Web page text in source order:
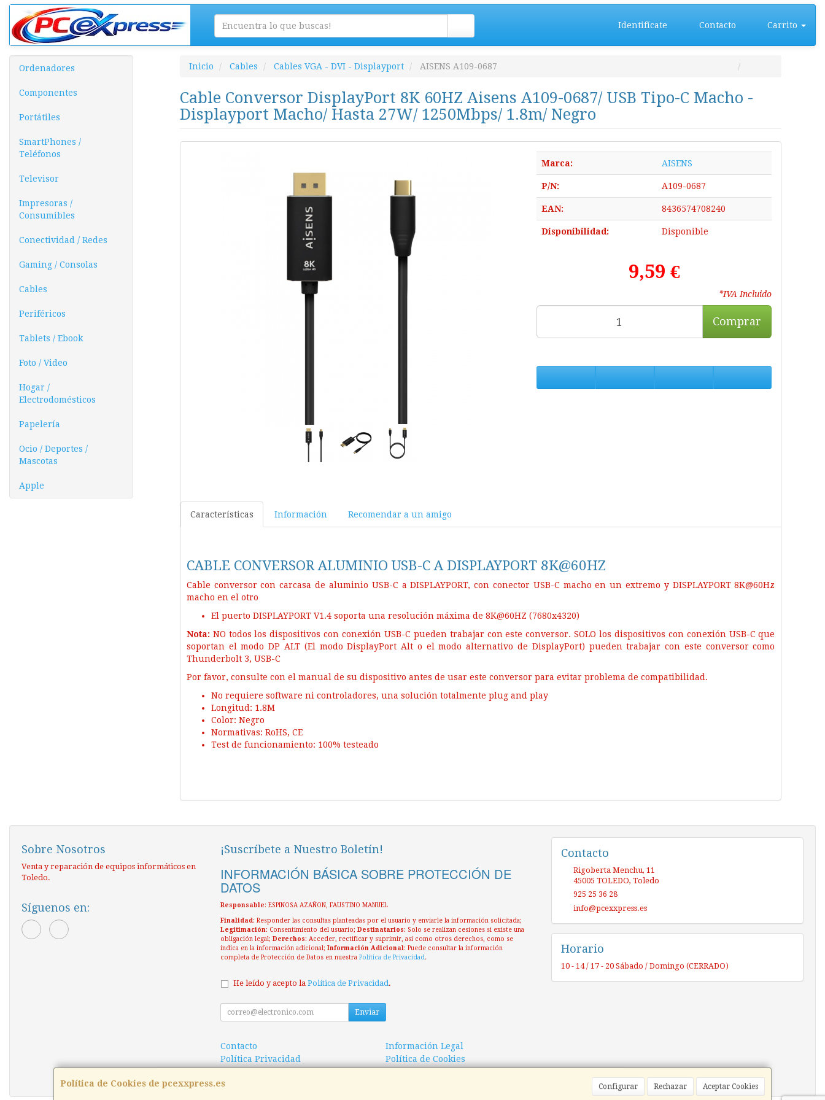
Identifícate Contacto Carrito
Ordenadores
Componentes
Portátiles
SmartPhones /
Teléfonos
Televisor
Impresoras /
Consumibles
Conectividad / Redes
Gaming / Consolas
Cables
Periféricos
Tablets / Ebook
Foto / Video
Hogar /
Electrodomésticos
Papelería
Ocio / Deportes /
Mascotas
Apple
Inicio Cables Cables VGA - DVI - Displayport AISENS A109-0687
Cable Conversor DisplayPort 8K 60HZ Aisens A109-0687/ USB Tipo-C Macho -
Displayport Macho/ Hasta 27W/ 1250Mbps/ 1.8m/ Negro
Marca: AISENS
P/N: A109-0687
EAN: 8436574708240
Disponibilidad: Disponible
9,59 €
*IVA Incluido
Comprar
Características Información Recomendar a un amigo
CABLE CONVERSOR ALUMINIO USB-C A DISPLAYPORT 8K@60HZ
Cable conversor con carcasa de aluminio USB-C a DISPLAYPORT, con conector USB-C macho en un extremo y DISPLAYPORT 8K@60Hz
macho en el otro
El puerto DISPLAYPORT V1.4 soporta una resolución máxima de 8K@60HZ (7680x4320)
Nota: NO todos los dispositivos con conexión USB-C pueden trabajar con este conversor. SOLO los dispositivos con conexión USB-C que
soportan el modo DP ALT (El modo DisplayPort Alt o el modo alternativo de DisplayPort) pueden trabajar con este conversor como
Thunderbolt 3, USB-C
Por favor, consulte con el manual de su dispositivo antes de usar este conversor para evitar problema de compatibilidad.
No requiere software ni controladores, una solución totalmente plug and play
Longitud: 1.8M
Color: Negro
Normativas: RoHS, CE
Test de funcionamiento: 100% testeado
Política de Cookies de pcexxpress.es Configurar Rechazar Aceptar Cookies
Sobre Nosotros
Venta y reparación de equipos informáticos en
Toledo.
Síguenos en:
¡Suscríbete a Nuestro Boletín!
INFORMACIÓN BÁSICA SOBRE PROTECCIÓN DE
DATOS
Responsable: ESPINOSA AZAÑON, FAUSTINO MANUEL
Finalidad: Responder las consultas planteadas por el usuario y enviarle la información solicitada;
Legitimación: Consentimiento del usuario; Destinatarios: Solo se realizan cesiones si existe una
obligación legal; Derechos: Acceder, rectificar y suprimir, así como otros derechos, como se
indica en la información adicional; Información Adicional: Puede consultar la información
completa de Protección de Datos en nuestra Política de Privacidad.
He leído y acepto la Política de Privacidad.
Enviar
Contacto
Información Legal
Política Privacidad
Política de Cookies
Contacto
Rigoberta Menchu, 11
45005 TOLEDO, Toledo
925 25 36 28
info@pcexxpress.es
Horario
10 - 14 / 17 - 20 Sábado / Domingo (CERRADO)